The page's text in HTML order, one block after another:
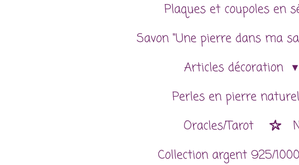
Plaques et coupoles en
Savon "Une pierre dans ma
Articles décoration
Perles en pierre
Oracles/Tarot
Collection argent 925/